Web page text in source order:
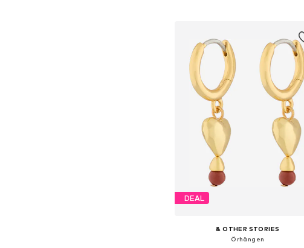
DEAL
& OTHER STORIES
Örhängen